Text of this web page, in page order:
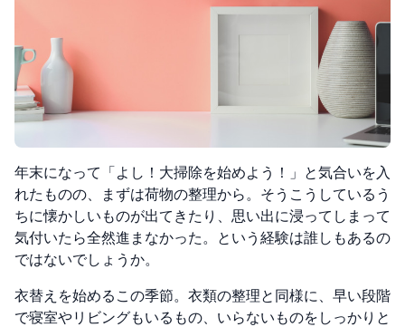
年末になって「よし！大掃除を始めよう！」と気合いを入
れたものの、まずは荷物の整理から。そうこうしているう
ちに懐かしいものが出てきたり、思い出に浸ってしまって
気付いたら全然進まなかった。という経験は誰しもあるの
ではないでしょうか。
衣替えを始めるこの季節。衣類の整理と同様に、早い段階
で寝室やリビングもいるもの、いらないものをしっかりと